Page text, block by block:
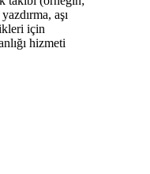
aşı
için
hizmeti